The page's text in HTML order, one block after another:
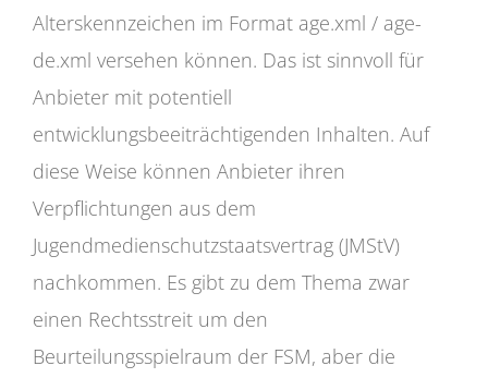
Alterskennzeichen im Format age.xml / age-
de.xml versehen können. Das ist sinnvoll für
Anbieter mit potentiell
entwicklungsbeeiträchtigenden Inhalten. Auf
diese Weise können Anbieter ihren
Verpflichtungen aus dem
Jugendmedienschutzstaatsvertrag (JMStV)
nachkommen. Es gibt zu dem Thema zwar
einen Rechtsstreit um den
Beurteilungsspielraum der FSM, aber die